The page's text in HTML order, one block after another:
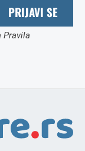
PRIJAVI SE
Pravila